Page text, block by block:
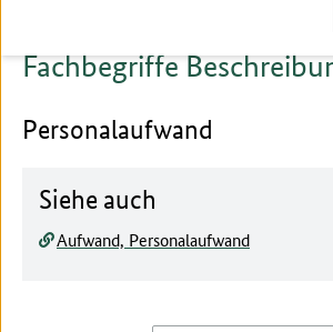
Fachbegriffe
Personalaufwand
Siehe auch
Aufwand, Personalaufwand